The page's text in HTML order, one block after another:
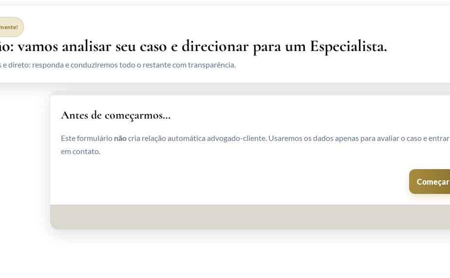
vamos analisar seu caso e direcionar para um Especialista.
e direto: responda e conduziremos todo o restante com transparência.
Antes de começarmos…
Este formulário nãocria relação automática advogado-cliente. Usaremos os dados apenas para avaliar o caso e entrar
em contato.
Começar